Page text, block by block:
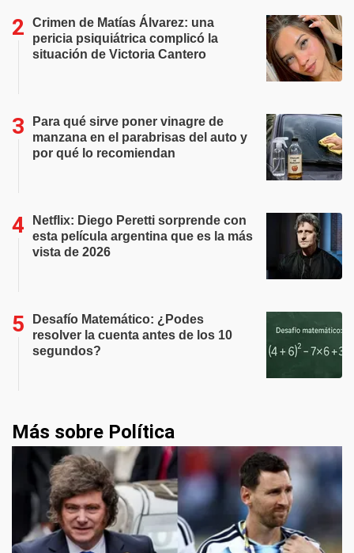
Crimen de Matías Álvarez: una
pericia psiquiátrica complicó la
situación de Victoria Cantero
Para qué sirve poner vinagre de
manzana en el parabrisas del auto y
por qué lo recomiendan
Netflix: Diego Peretti sorprende con
esta película argentina que es la más
vista de 2026
Desafío Matemático: ¿Podes
resolver la cuenta antes de los 10
segundos?
Más sobre Política